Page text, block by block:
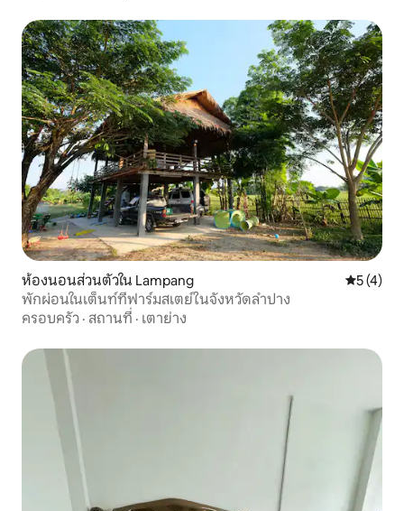
ห้องนอนส่วนตัวใน Lampang คะแนนเฉ
5 (4)
พักผ่อนในเต็นท์ที่ฟาร์มสเตย์ในจังหวัดลำปาง
ครอบครัว · สถานที่ · เตาย่าง